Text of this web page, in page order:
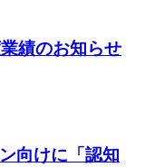
績のお知らせ
向けに「認知